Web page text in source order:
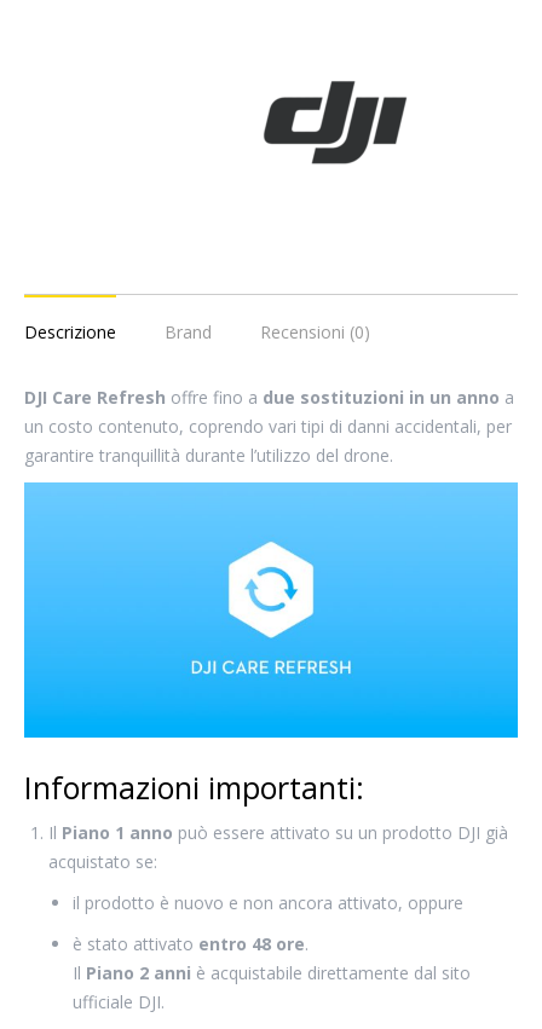
Descrizione Brand Recensioni (0)
DJI Care Refresh offre fino a due sostituzioni in un anno a
un costo contenuto, coprendo vari tipi di danni accidentali, per
garantire tranquillità durante l’utilizzo del drone.
Informazioni importanti:
Il Piano 1 anno può essere attivato su un prodotto DJI già
acquistato se:
il prodotto è nuovo e non ancora attivato, oppure
è stato attivato entro 48 ore.
Il Piano 2 anni è acquistabile direttamente dal sito
ufficiale DJI.